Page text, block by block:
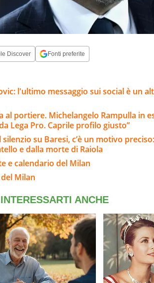
Discover Fonti preferite
l'ultimo messaggio sui social è un
al portiere. Michelangelo Rampulla in
Lega Pro. Caprile profilo giusto”
su Baresi, c’è un motivo
e dalla morte di Raiola
e calendario del Milan
Milan